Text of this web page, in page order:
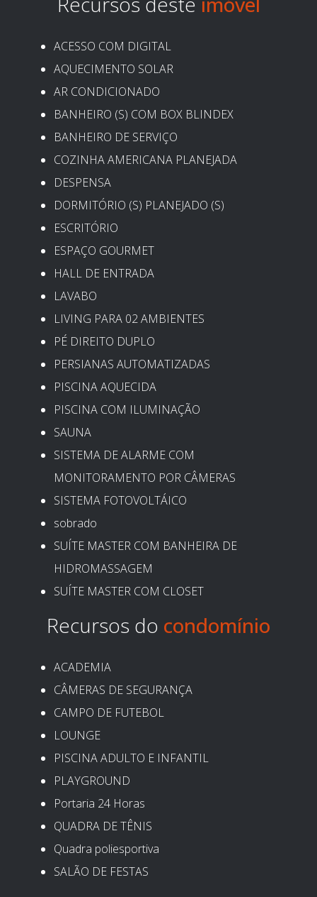
ACESSO COM DIGITAL
AQUECIMENTO SOLAR
AR CONDICIONADO
BANHEIRO (S) COM BOX BLINDEX
BANHEIRO DE SERVIÇO
COZINHA AMERICANA PLANEJADA
DESPENSA
DORMITÓRIO (S) PLANEJADO (S)
ESCRITÓRIO
ESPAÇO GOURMET
HALL DE ENTRADA
LAVABO
LIVING PARA 02 AMBIENTES
PÉ DIREITO DUPLO
PERSIANAS AUTOMATIZADAS
PISCINA AQUECIDA
PISCINA COM ILUMINAÇÃO
SAUNA
SISTEMA DE ALARME COM
MONITORAMENTO POR CÂMERAS
SISTEMA FOTOVOLTÁICO
sobrado
SUÍTE MASTER COM BANHEIRA DE
HIDROMASSAGEM
SUÍTE MASTER COM CLOSET
Recursos do
ACADEMIA
CÂMERAS DE SEGURANÇA
CAMPO DE FUTEBOL
LOUNGE
PISCINA ADULTO E INFANTIL
PLAYGROUND
Portaria 24 Horas
QUADRA DE TÊNIS
Quadra poliesportiva
SALÃO DE FESTAS